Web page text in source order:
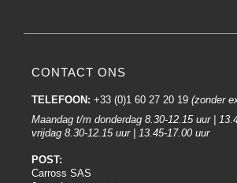
CONTACT ONS
TELEFOON: +33 (0)1 60 27 20 19 (zonder
Maandag t/m donderdag 8.30-12.15 uur |
vrijdag 8.30-12.15 uur | 13.45-17.00 uur
POST:
Carross SAS